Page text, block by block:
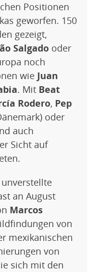
Positionen
geworfen. 150
gezeigt,
Salgado oder
noch
wie Juan
. Mit Beat
Rodero, Pep
oder
auch
Sicht auf
an August
Marcos
von
mexikanischen
von
sich mit den